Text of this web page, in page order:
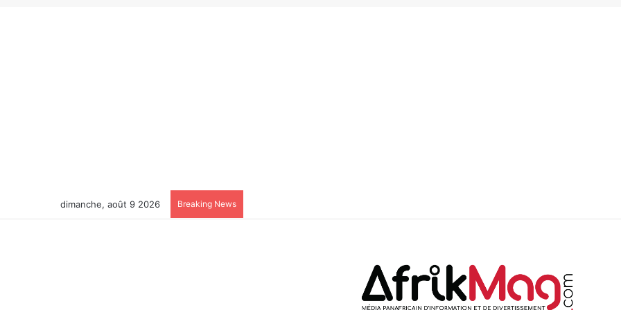
dimanche, août 9 2026 Breaking News